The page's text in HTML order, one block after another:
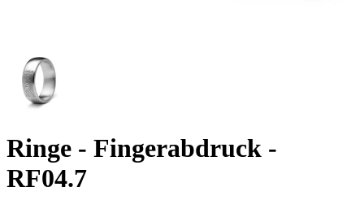
Ringe - Fingerabdruck -
RF04.7